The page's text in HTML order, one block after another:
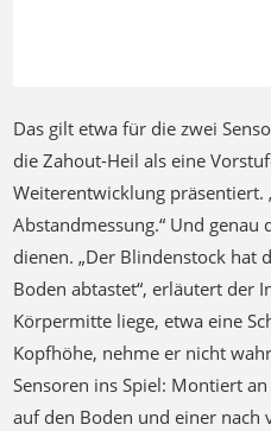
übertragen.
Das gilt etwa für die zwei
die Zahout-Heil als eine
Weiterentwicklung
Abstandmessung.“ Und genau
dienen. „Der Blindenstock hat
Boden abtastet“, erläutert der
Körpermitte liege, etwa eine
Kopfhöhe, nehme er nicht